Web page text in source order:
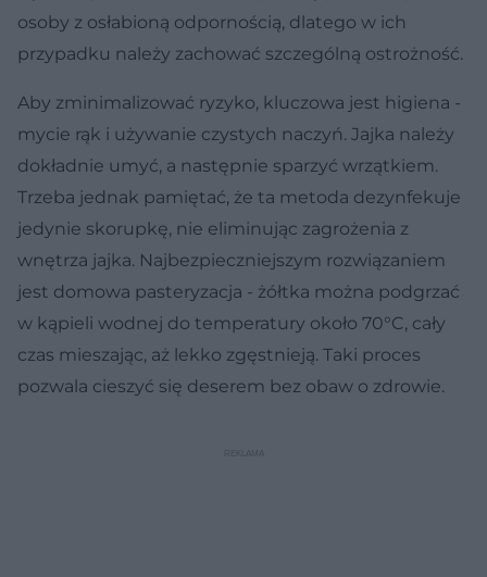
osoby z osłabioną odpornością, dlatego w ich
przypadku należy zachować szczególną ostrożność.
Aby zminimalizować ryzyko, kluczowa jest higiena -
mycie rąk i używanie czystych naczyń. Jajka należy
dokładnie umyć, a następnie sparzyć wrzątkiem.
Trzeba jednak pamiętać, że ta metoda dezynfekuje
jedynie skorupkę, nie eliminując zagrożenia z
wnętrza jajka. Najbezpieczniejszym rozwiązaniem
jest domowa pasteryzacja - żółtka można podgrzać
w kąpieli wodnej do temperatury około 70°C, cały
czas mieszając, aż lekko zgęstnieją. Taki proces
pozwala cieszyć się deserem bez obaw o zdrowie.